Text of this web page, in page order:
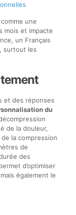
une
mois et impacte
un Français
surtout les
et des réponses
du
de la douleur,
la compression
de
des
d’optimiser
également le